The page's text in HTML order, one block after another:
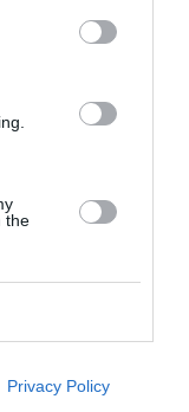
the
Privacy Policy